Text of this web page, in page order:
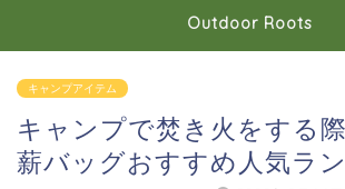
Outdoor Roots
キャンプアイテム
キャンプで焚き火をする
薪バッグおすすめ人気ラ